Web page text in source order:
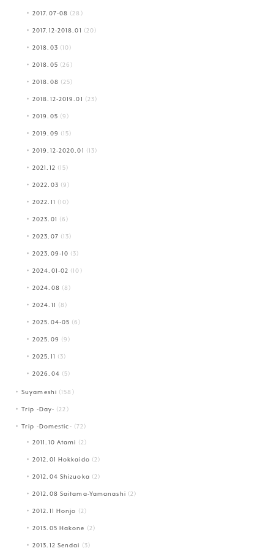
2017.07-08 (28)
2017.12-2018.01 (20)
2018.03 (10)
2018.05 (26)
2018.08 (25)
2018.12-2019.01 (23)
2019.05 (9)
2019.09 (15)
2019.12-2020.01 (13)
2021.12 (15)
2022.03 (9)
2022.11 (10)
2023.01 (6)
2023.07 (13)
2023.09-10 (3)
2024.01-02 (10)
2024.08 (8)
2024.11 (8)
2025.04-05 (6)
2025.09 (9)
2025.11 (3)
2026.04 (5)
Suyameshi (158)
Trip -Day- (22)
Trip -Domestic- (72)
2011.10 Atami (2)
2012.01 Hokkaido (2)
2012.04 Shizuoka (2)
2012.08 Saitama-Yamanashi (2)
2012.11 Honjo (2)
2013.05 Hakone (2)
2013.12 Sendai (3)